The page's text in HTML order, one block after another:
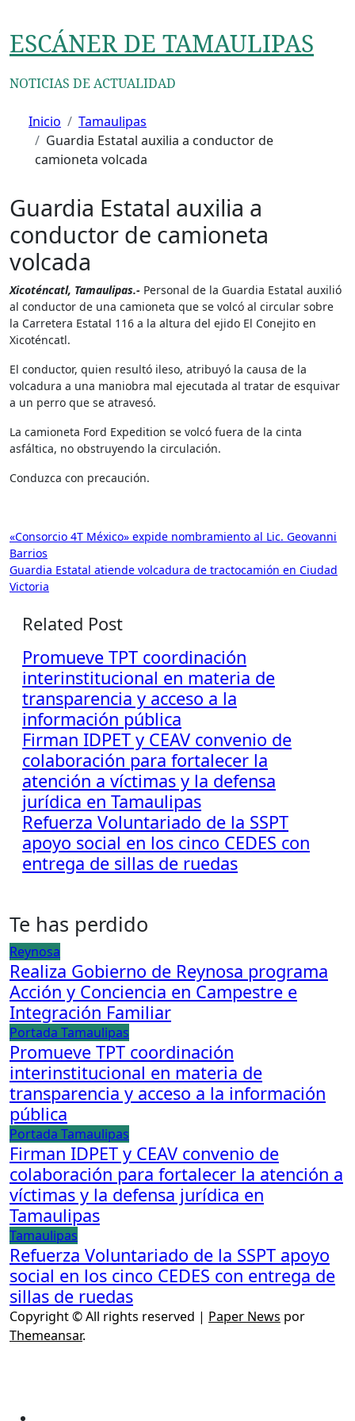
contenido
ESCÁNER DE TAMAULIPAS
NOTICIAS DE ACTUALIDAD
Inicio
Tamaulipas
Guardia Estatal auxilia a conductor de
camioneta volcada
Guardia Estatal auxilia a
conductor de camioneta
volcada
Xicoténcatl, Tamaulipas.- Personal de la Guardia Estatal auxilió
al conductor de una camioneta que se volcó al circular sobre
la Carretera Estatal 116 a la altura del ejido El Conejito en
Xicoténcatl.
El conductor, quien resultó ileso, atribuyó la causa de la
volcadura a una maniobra mal ejecutada al tratar de esquivar
a un perro que se atravesó.
La camioneta Ford Expedition se volcó fuera de la cinta
asfáltica, no obstruyendo la circulación.
Conduzca con precaución.
Navegación
de
entradas
«Consorcio 4T México» expide nombramiento al Lic. Geovanni
Barrios
Guardia Estatal atiende volcadura de tractocamión en Ciudad
Victoria
Related Post
Promueve TPT coordinación
interinstitucional en materia de
transparencia y acceso a la
información pública
Firman IDPET y CEAV convenio de
colaboración para fortalecer la
atención a víctimas y la defensa
jurídica en Tamaulipas
Refuerza Voluntariado de la SSPT
apoyo social en los cinco CEDES con
entrega de sillas de ruedas
Te has perdido
Reynosa
Realiza Gobierno de Reynosa programa
Acción y Conciencia en Campestre e
Integración Familiar
Portada Tamaulipas
Promueve TPT coordinación
interinstitucional en materia de
transparencia y acceso a la información
pública
Portada Tamaulipas
Firman IDPET y CEAV convenio de
colaboración para fortalecer la atención a
víctimas y la defensa jurídica en
Tamaulipas
Tamaulipas
Refuerza Voluntariado de la SSPT apoyo
social en los cinco CEDES con entrega de
sillas de ruedas
Copyright © All rights reserved | Paper News por
Themeansar.